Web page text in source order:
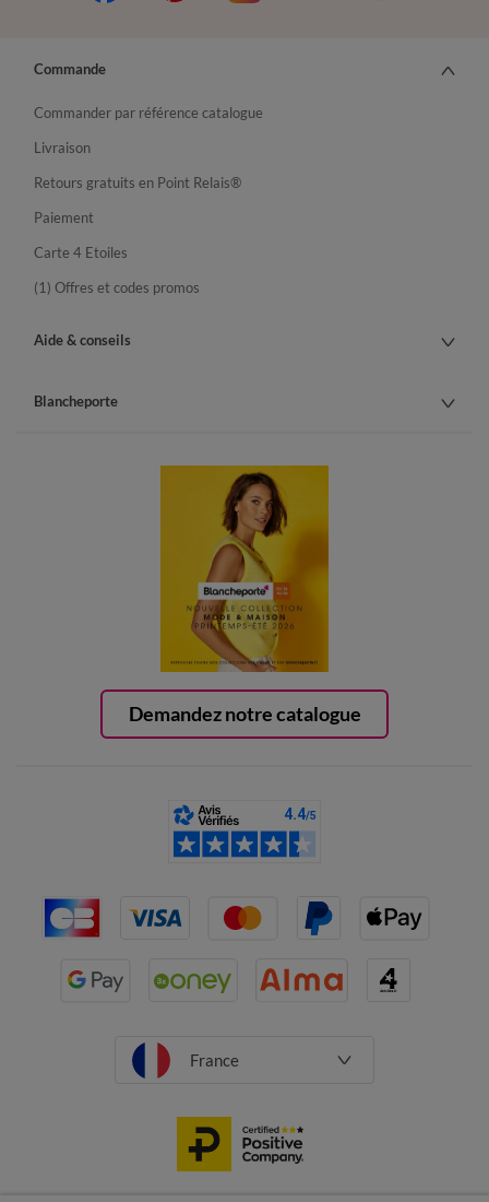
Demandez notre catalogue
Commande
Commander par référence catalogue
Livraison
Retours gratuits en Point Relais®
Paiement
Carte 4 Etoiles
(1) Offres et codes promos
Aide & conseils
Blancheporte
France